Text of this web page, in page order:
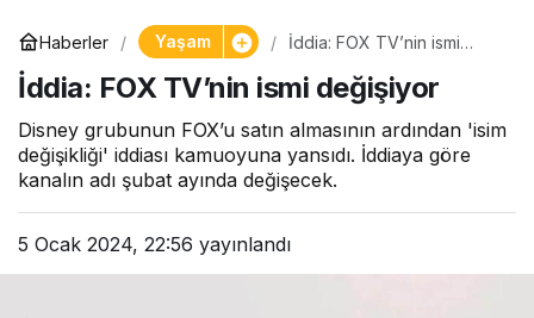
Haberler Yaşam
İddia: FOX TV’nin ismi
İddia: FOX TV’nin ismi değişiyor
Disney grubunun FOX’u satın almasının ardından 'isim
değişikliği' iddiası kamuoyuna yansıdı. İddiaya göre
kanalın adı şubat ayında değişecek.
5 Ocak 2024, 22:56 yayınlandı